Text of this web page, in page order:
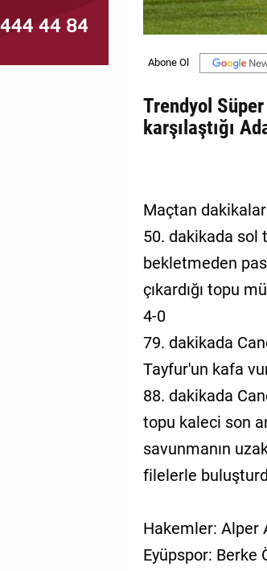
Künye
İletişim
Trendyol
karşılaştığı
Maçtan
50. dakikada sol
bekletmeden
çıkardığı topu
4-0
79. dakikada
Tayfur'un kafa
88. dakikada
topu kaleci son
savunmanın
filelerle
Hakemler: Alper
Eyüpspor: Berke